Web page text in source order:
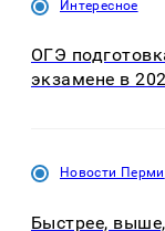
Интересное
ОГЭ
экзамене в
Новости Перми
Быстрее,